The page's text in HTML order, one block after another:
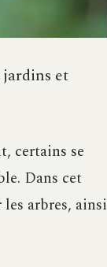
et
certains se
Dans cet
arbres, ainsi